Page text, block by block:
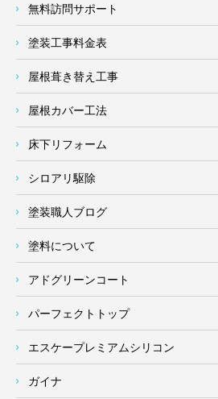
無料訪問サポート
塗装工事料金表
屋根葺き替え工事
屋根カバー工法
床下リフォーム
シロアリ駆除
塗装職人ブログ
塗料について
アドグリーンコート
パーフェクトトップ
エスケープレミアムシリコン
ガイナ